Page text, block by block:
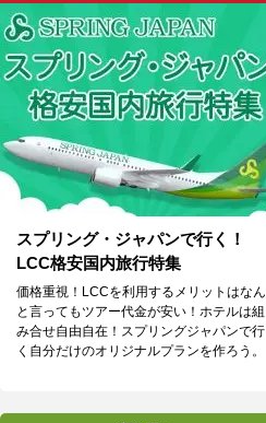
スプリング・ジャパンで行く！
LCC格安国内旅行特集
価格重視！LCCを利用するメリットはなん
と言ってもツアー代金が安い！ホテルは組
み合せ自由自在！スプリングジャパンで行
く自分だけのオリジナルプランを作ろう。